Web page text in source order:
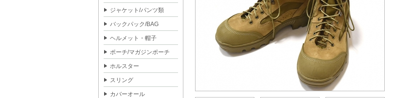
ジャケット/パンツ類
バックパック/BAG
ヘルメット・帽子
ポーチ/マガジンポーチ
ホルスター
スリング
カバーオール